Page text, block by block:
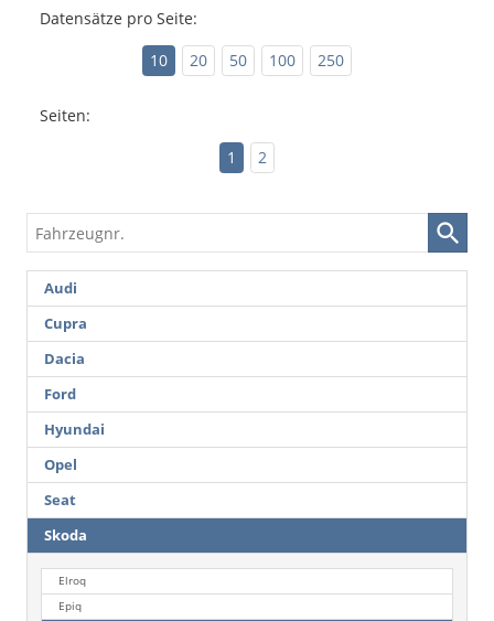
Datensätze pro Seite:
10
20 50 100 250
Seiten:
1
2
Fahrzeugnr.
Audi
Cupra
Dacia
Ford
Hyundai
Opel
Seat
Skoda
Elroq
Epiq